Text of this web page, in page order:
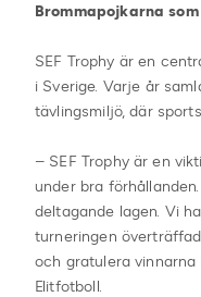
Brommapojkarna
SEF Trophy är en
i Sverige. Varje år
tävlingsmiljö, där
– SEF Trophy är en
under bra
deltagande lagen. Vi
turneringen
och gratulera vinnarna
Elitfotboll.